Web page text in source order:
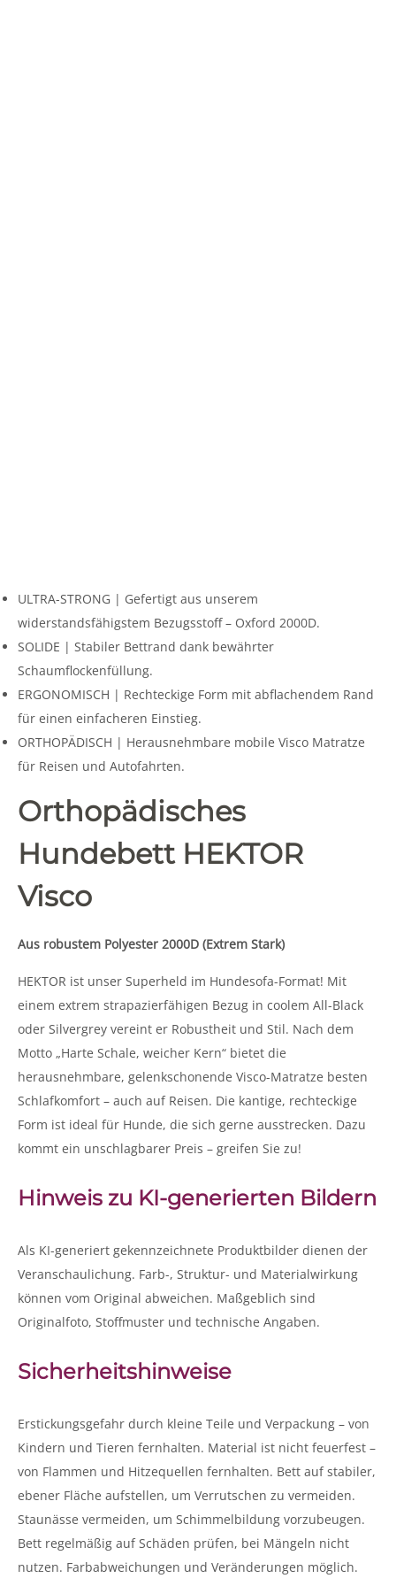
ULTRA-STRONG | Gefertigt aus unserem
widerstandsfähigstem Bezugsstoff – Oxford 2000D.
SOLIDE | Stabiler Bettrand dank bewährter
Schaumflockenfüllung.
ERGONOMISCH | Rechteckige Form mit abflachendem Rand
für einen einfacheren Einstieg.
ORTHOPÄDISCH | Herausnehmbare mobile Visco Matratze
für Reisen und Autofahrten.
Orthopädisches
Hundebett HEKTOR
Visco
Aus robustem Polyester 2000D (Extrem Stark)
HEKTOR ist unser Superheld im Hundesofa-Format! Mit
einem extrem strapazierfähigen Bezug in coolem All-Black
oder Silvergrey vereint er Robustheit und Stil. Nach dem
Motto „Harte Schale, weicher Kern“ bietet die
herausnehmbare, gelenkschonende Visco-Matratze besten
Schlafkomfort – auch auf Reisen. Die kantige, rechteckige
Form ist ideal für Hunde, die sich gerne ausstrecken. Dazu
kommt ein unschlagbarer Preis – greifen Sie zu!
Hinweis zu KI-generierten Bildern
Als KI-generiert gekennzeichnete Produktbilder dienen der
Veranschaulichung. Farb-, Struktur- und Materialwirkung
können vom Original abweichen. Maßgeblich sind
Originalfoto, Stoffmuster und technische Angaben.
Sicherheitshinweise
Erstickungsgefahr durch kleine Teile und Verpackung – von
Kindern und Tieren fernhalten. Material ist nicht feuerfest –
von Flammen und Hitzequellen fernhalten. Bett auf stabiler,
ebener Fläche aufstellen, um Verrutschen zu vermeiden.
Staunässe vermeiden, um Schimmelbildung vorzubeugen.
Bett regelmäßig auf Schäden prüfen, bei Mängeln nicht
nutzen. Farbabweichungen und Veränderungen möglich.